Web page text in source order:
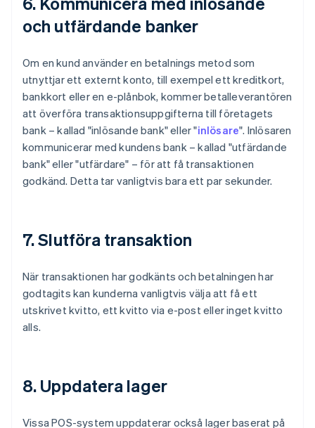
och utfärdande banker
Om en kund använder en betalnings metod som
utnyttjar ett externt konto, till exempel ett kreditkort,
bankkort eller en e-plånbok, kommer betalleverantören
att överföra transaktionsuppgifterna till företagets
bank – kallad "inlösande bank" eller "inlösare". Inlösaren
kommunicerar med kundens bank – kallad "utfärdande
bank" eller "utfärdare" – för att få transaktionen
godkänd. Detta tar vanligtvis bara ett par sekunder.
7. Slutföra transaktion
När transaktionen har godkänts och betalningen har
godtagits kan kunderna vanligtvis välja att få ett
utskrivet kvitto, ett kvitto via e-post eller inget kvitto
alls.
8. Uppdatera lager
Vissa POS-system uppdaterar också lager baserat på